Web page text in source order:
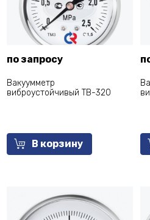
по запросу
Вакуумметр
виброустойчивый ТВ-320
В корзину